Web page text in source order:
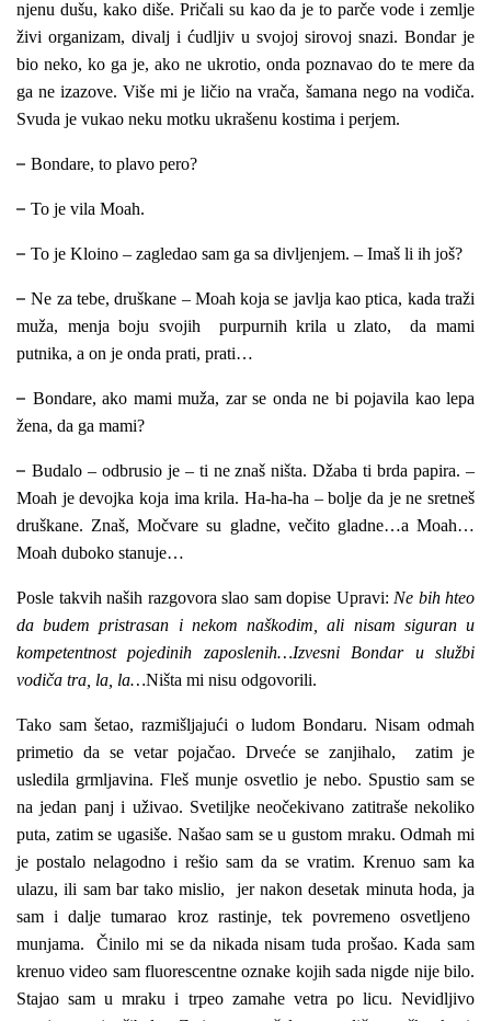
njenu dušu, kako diše. Pričali su kao da je to parče vode i zemlje
živi organizam, divalj i ćudljiv u svojoj sirovoj snazi. Bondar je
bio neko, ko ga je, ako ne ukrotio, onda poznavao do te mere da
ga ne izazove. Više mi je ličio na vrača, šamana nego na vodiča.
Svuda je vukao neku motku ukrašenu kostima i perjem.
– Bondare, to plavo pero?
– To je vila Moah.
– To je Kloino – zagledao sam ga sa divljenjem. – Imaš li ih još?
–Ne za tebe, druškane – Moah koja se javlja kao ptica, kada traži
muža, menja boju svojih purpurnih krila u zlato, da mami
putnika, a on je onda prati, prati…
– Bondare, ako mami muža, zar se onda ne bi pojavila kao lepa
žena, da ga mami?
– Budalo – odbrusio je – ti ne znaš ništa. Džaba ti brda papira. –
Moah je devojka koja ima krila. Ha-ha-ha – bolje da je ne sretneš
druškane. Znaš, Močvare su gladne, večito gladne…a Moah…
Moah duboko stanuje…
Posle takvih naših razgovora slao sam dopise Upravi: Ne bih hteo
da budem pristrasan i nekom naškodim, ali nisam siguran u
kompetentnost pojedinih zaposlenih…Izvesni Bondar u službi
vodiča tra, la, la…Ništa mi nisu odgovorili.
Tako sam šetao, razmišljajući o ludom Bondaru. Nisam odmah
primetio da se vetar pojačao. Drveće se zanjihalo, zatim je
usledila grmljavina. Fleš munje osvetlio je nebo. Spustio sam se
na jedan panj i uživao. Svetiljke neočekivano zatitraše nekoliko
puta, zatim se ugasiše. Našao sam se u gustom mraku. Odmah mi
je postalo nelagodno i rešio sam da se vratim. Krenuo sam ka
ulazu, ili sam bar tako mislio, jer nakon desetak minuta hoda, ja
sam i dalje tumarao kroz rastinje, tek povremeno osvetljeno
munjama. Činilo mi se da nikada nisam tuda prošao. Kada sam
krenuo video sam fluorescentne oznake kojih sada nigde nije bilo.
Stajao sam u mraku i trpeo zamahe vetra po licu. Nevidljivo